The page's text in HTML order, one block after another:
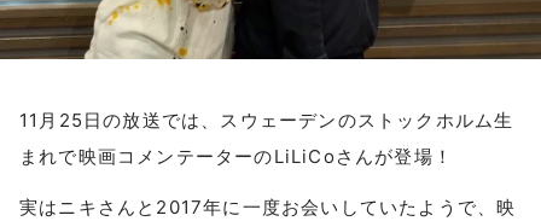
11月25日の放送では、スウェーデンのストックホルム生
まれで映画コメンテーターのLiLiCoさんが登場！
実はニキさんと2017年に一度お会いしていたようで、映